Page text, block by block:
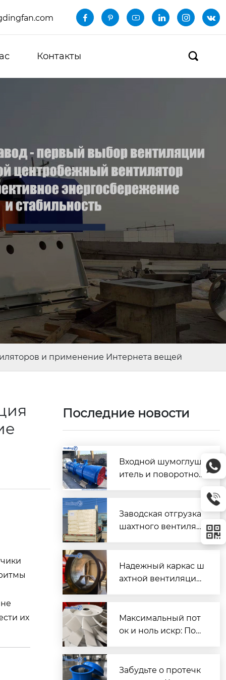
     
Контакты 
и применение Интернета вещей
их
Последние новости
Входной шумоглуш
итель и поворотно-
вентилятора главно
го проветривания
Заводская отгрузка
шахтного вентилят
его объекта в Казах
стане
Надежный каркас ш
ахтной вентиляции:
DK
Максимальный пот
ок и ноль искр: Пош
шахтной вентиляци
Забудьте о протечк